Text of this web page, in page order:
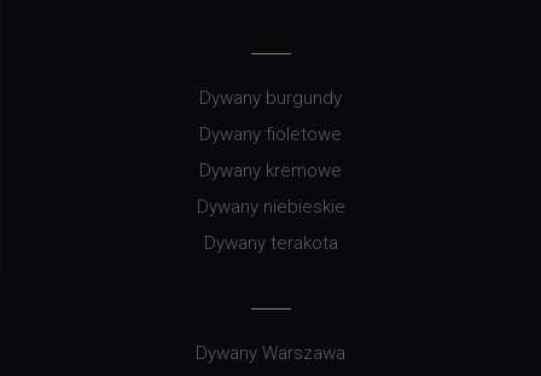
Dywany burgundy
Dywany fioletowe
Dywany kremowe
Dywany niebieskie
Dywany terakota
Dywany Warszawa